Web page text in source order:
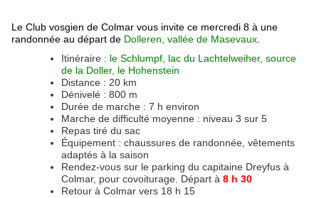
Le Club vosgien de Colmar vous invite ce mercredi 8 à une
randonnée au départ de Dolleren, vallée de Masevaux
Itinéraire : le Schlumpf, lac du Lachtelweiher, source
de la Doller, le Hohenstein
Distance : 20 km
Dénivelé : 800 m
Durée de marche : 7 h environ
Marche de difficulté moyenne : niveau 3 sur 5
Repas tiré du sac
Équipement : chaussures de randonnée, vêtements
adaptés à la saison
Rendez-vous sur le parking du capitaine Dreyfus à
Colmar, pour covoiturage. Départ à 8 h 30
Retour à Colmar vers 18 h 15